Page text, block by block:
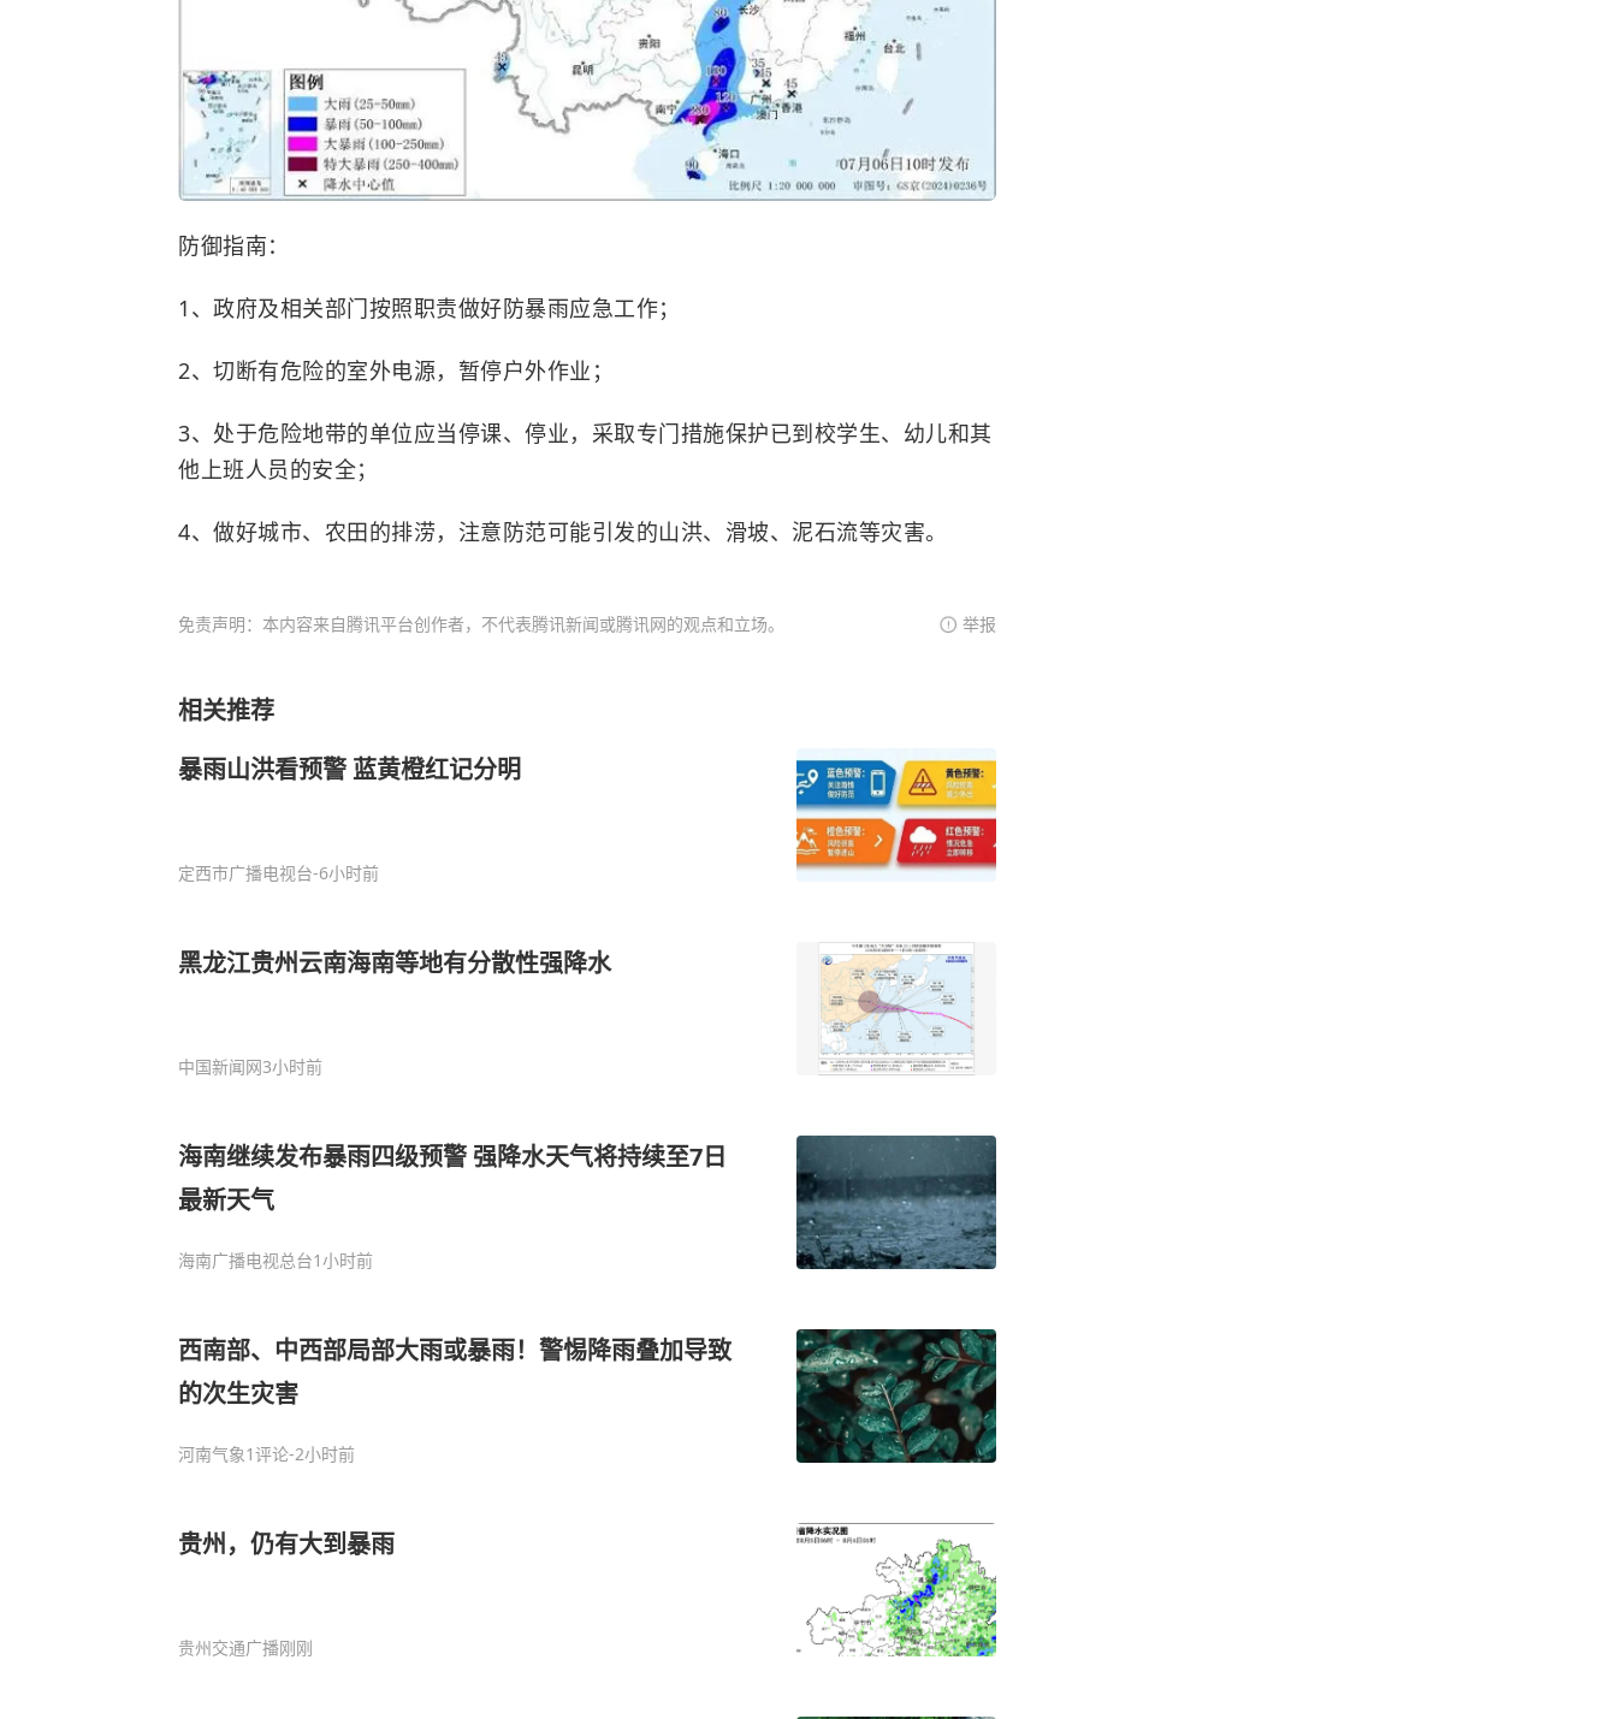
防御指南：
1、政府及相关部门按照职责做好防暴雨应急工作；
2、切断有危险的室外电源，暂停户外作业；
3、处于危险地带的单位应当停课、停业，采取专门措施保护已到校学生、幼儿和其
他上班人员的安全；
4、做好城市、农田的排涝，注意防范可能引发的山洪、 滑坡、泥石流等灾害。
免责声明：本内容来自腾讯平台创作者，不代表腾讯新闻或腾讯网的观点和立场。 举报
相关推荐
暴雨山洪看预警 蓝黄橙红记分明
定西市广播电视台-6小时前
黑龙江贵州云南海南等地有分散性强降水
中国新闻网3小时前
海南继续发布暴雨四级预警 强降水天气将持续至7日
最新天气
海南广播电视总台1小时前
西南部、中西部局部大雨或暴雨！警惕降雨叠加导致
的次生灾害
河南气象1评论-2小时前
贵州，仍有大到暴雨
贵州交通广播刚刚